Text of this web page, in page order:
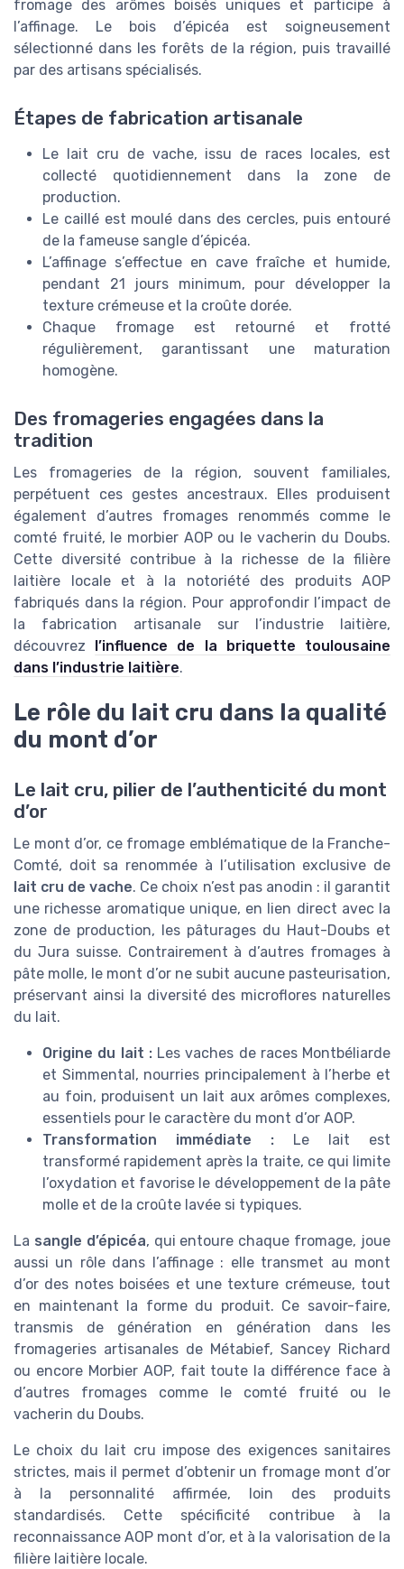
fromage des arômes boisés uniques et participe à
l’affinage. Le bois d’épicéa est soigneusement
sélectionné dans les forêts de la région, puis travaillé
par des artisans spécialisés.
Étapes de fabrication artisanale
Le lait cru de vache, issu de races locales, est
collecté quotidiennement dans la zone de
production.
Le caillé est moulé dans des cercles, puis entouré
de la fameuse sangle d’épicéa.
L’affinage s’effectue en cave fraîche et humide,
pendant 21 jours minimum, pour développer la
texture crémeuse et la croûte dorée.
Chaque fromage est retourné et frotté
régulièrement, garantissant une maturation
homogène.
Des fromageries engagées dans la
tradition
Les fromageries de la région, souvent familiales,
perpétuent ces gestes ancestraux. Elles produisent
également d’autres fromages renommés comme le
comté fruité, le morbier AOP ou le vacherin du Doubs.
Cette diversité contribue à la richesse de la filière
laitière locale et à la notoriété des produits AOP
fabriqués dans la région. Pour approfondir l’impact de
la fabrication artisanale sur l’industrie laitière,
découvrez l’influence de la briquette toulousaine
dans l’industrie laitière.
Le rôle du lait cru dans la qualité
du mont d’or
Le lait cru, pilier de l’authenticité du mont
d’or
Le mont d’or, ce fromage emblématique de la Franche-
Comté, doit sa renommée à l’utilisation exclusive de
lait cru de vache. Ce choix n’est pas anodin : il garantit
une richesse aromatique unique, en lien direct avec la
zone de production, les pâturages du Haut-Doubs et
du Jura suisse. Contrairement à d’autres fromages à
pâte molle, le mont d’or ne subit aucune pasteurisation,
préservant ainsi la diversité des microflores naturelles
du lait.
Origine du lait :Les vaches de races Montbéliarde
et Simmental, nourries principalement à l’herbe et
au foin, produisent un lait aux arômes complexes,
essentiels pour le caractère du mont d’or AOP.
Transformation immédiate : Le lait est
transformé rapidement après la traite, ce qui limite
l’oxydation et favorise le développement de la pâte
molle et de la croûte lavée si typiques.
La sangle d’épicéa, qui entoure chaque fromage, joue
aussi un rôle dans l’affinage : elle transmet au mont
d’or des notes boisées et une texture crémeuse, tout
en maintenant la forme du produit. Ce savoir-faire,
transmis de génération en génération dans les
fromageries artisanales de Métabief, Sancey Richard
ou encore Morbier AOP, fait toute la différence face à
d’autres fromages comme le comté fruité ou le
vacherin du Doubs.
Le choix du lait cru impose des exigences sanitaires
strictes, mais il permet d’obtenir un fromage mont d’or
à la personnalité affirmée, loin des produits
standardisés. Cette spécificité contribue à la
reconnaissance AOP mont d’or, et à la valorisation de la
filière laitière locale.